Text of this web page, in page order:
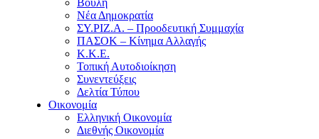
Βουλή
Νέα Δημοκρατία
ΣΥ.ΡΙΖ.Α. – Προοδευτική Συμμαχία
ΠΑΣΟΚ – Κίνημα Αλλαγής
Κ.Κ.Ε.
Τοπική Αυτοδιοίκηση
Συνεντεύξεις
Δελτία Τύπου
Οικονομία
Ελληνική Οικονομία
Διεθνής Οικονομία